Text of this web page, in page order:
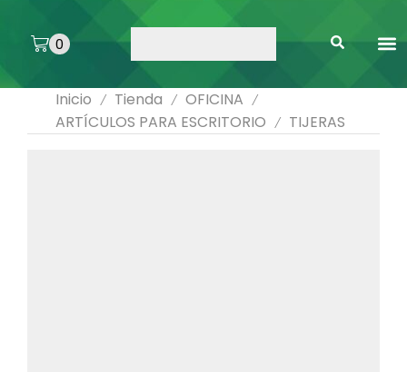
0
Inicio / Tienda / OFICINA /
ARTÍCULOS PARA ESCRITORIO / TIJERAS